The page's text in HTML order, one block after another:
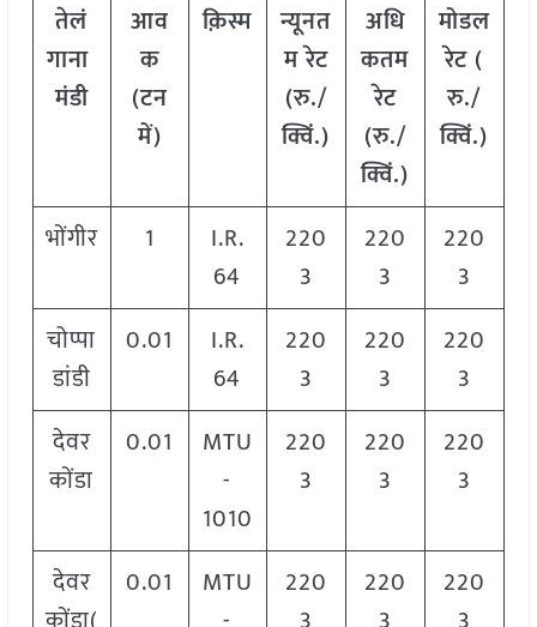
तेलं
गाना
मंडी
आव
क
(टन
में)
क़िस्म
न्यूनत
म रेट
(रु./
क्विं.)
अधि
कतम
रेट
(रु./
क्विं.)
मोडल
रेट (
रु./
क्विं.)
भोंगीर 1
I.R.
64
220
3
220
3
220
3
चोप्पा
डांडी
0.01
I.R.
64
220
3
220
3
220
3
देवर
कोंडा
0.01
MTU
-
1010
220
3
220
3
220
3
देवर
0.01
MTU
220
220
220